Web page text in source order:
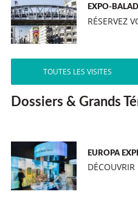
EXPO-
RÉSERVEZ
TOUTES LES VISITES
Dossiers & Grands
EUROPA
DÉCOUVRIR